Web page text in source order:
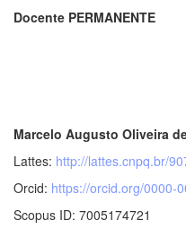
Docente PERMANENTE
Marcelo Augusto Oliveira
Lattes: http://lattes.cnpq.br/
Orcid: https://orcid.org/0000-
Scopus ID: 7005174721